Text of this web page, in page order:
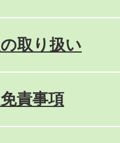
取り扱い
責事項